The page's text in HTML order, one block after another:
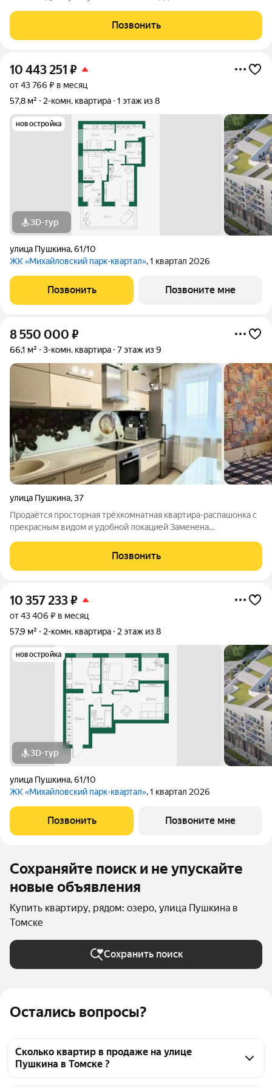
Остались вопросы?
Сколько квартир в продаже на улице
Пушкина в Томске ?
приватность. Планировка продумана для жизни семьи: 5
изолированных комнат
Позвонить
10 443 251 ₽
от 43 766 ₽ в месяц
57,8 м²
2-комн. квартира 1 этаж из 8
новостройка
3D-тур
улица Пушкина,61/10
ЖК «Михайловский парк-квартал», 1 квартал 2026
Позвонить Позвоните мне
8 550 000 ₽
66,1 м² 3-комн. квартира 7 этаж из 9
улица Пушкина,37
Продаётся просторная трёхкомнатная квартира-распашонка с
прекрасным видом и удобной локацией Заменена
радиаторы, стояки и коммуникации; выключатели и розетки
перенесены на эргономичный уровень.
Позвонить
10 357 233₽
от 43 406 ₽ в месяц
57,9 м²
2-комн. квартира 2 этаж из 8
новостройка
3D-тур
улица Пушкина,61/10
ЖК «Михайловский парк-квартал», 1 квартал 2026
Позвонить Позвоните мне
Сохраняйте поиск и не упускайте
новые объявления
Купить квартиру, рядом: озеро, улица Пушкина в
Томске
Сохранить поиск